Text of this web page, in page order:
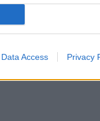
Data Access Privacy